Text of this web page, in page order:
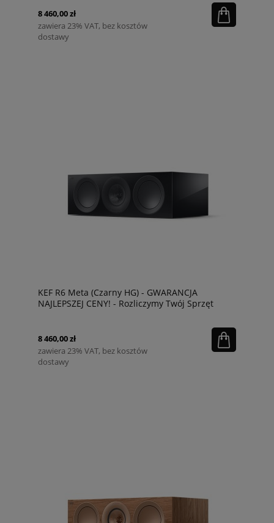
8 460,00 zł
zawiera 23% VAT, bez kosztów
dostawy
KEF R6 Meta (Czarny HG) - GWARANCJA
NAJLEPSZEJ CENY! - Rozliczymy Twój Sprzęt
8 460,00 zł
zawiera 23% VAT, bez kosztów
dostawy